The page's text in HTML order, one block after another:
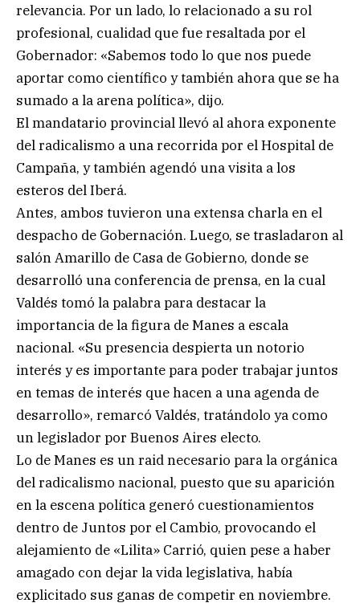
relevancia. Por un lado, lo relacionado a su rol
profesional, cualidad que fue resaltada por el
Gobernador: «Sabemos todo lo que nos puede
aportar como científico y también ahora que se ha
sumado a la arena política», dijo.
El mandatario provincial llevó al ahora exponente
del radicalismo a una recorrida por el Hospital de
Campaña, y también agendó una visita a los
esteros del Iberá.
Antes, ambos tuvieron una extensa charla en el
despacho de Gobernación. Luego, se trasladaron al
salón Amarillo de Casa de Gobierno, donde se
desarrolló una conferencia de prensa, en la cual
Valdés tomó la palabra para destacar la
importancia de la figura de Manes a escala
nacional. «Su presencia despierta un notorio
interés y es importante para poder trabajar juntos
en temas de interés que hacen a una agenda de
desarrollo», remarcó Valdés, tratándolo ya como
un legislador por Buenos Aires electo.
Lo de Manes es un raid necesario para la orgánica
del radicalismo nacional, puesto que su aparición
en la escena política generó cuestionamientos
dentro de Juntos por el Cambio, provocando el
alejamiento de «Lilita» Carrió, quien pese a haber
amagado con dejar la vida legislativa, había
explicitado sus ganas de competir en noviembre.